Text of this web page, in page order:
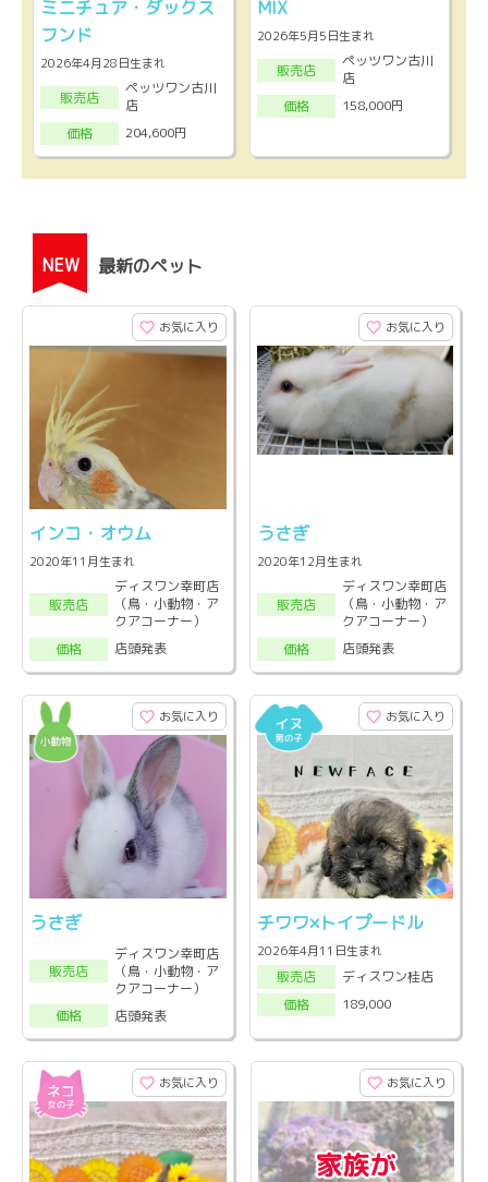
ミニチュア・ダックス
フンド
2026年4月28日生まれ
販売店
ペッツワン古川
店
価格
204,600円
MIX
2026年5月5日生まれ
販売店
ペッツワン古川
店
価格
158,000円
NEW 最新のペット
お気に入り
インコ・オウム
2020年11月生まれ
販売店
ディスワン幸町店
（鳥・小動物・ア
クアコーナー）
価格
店頭発表
お気に入り
うさぎ
2020年12月生まれ
販売店
ディスワン幸町店
（鳥・小動物・ア
クアコーナー）
価格
店頭発表
お気に入り
うさぎ
販売店
ディスワン幸町店
（鳥・小動物・ア
クアコーナー）
価格
店頭発表
お気に入り
チワワ×トイプードル
2026年4月11日生まれ
販売店
ディスワン桂店
価格
189,000
お気に入り お気に入り